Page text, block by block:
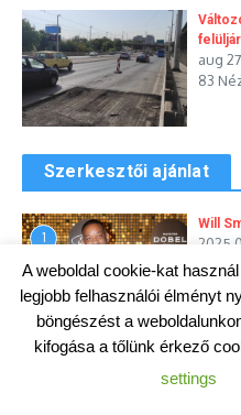
aug
83
Szerkesztői ajánlat
1
Will
103
A weboldal cookie-kat
legjobb felhasználói élményt
böngészést a
kifogása a tőlünk érkező
settings